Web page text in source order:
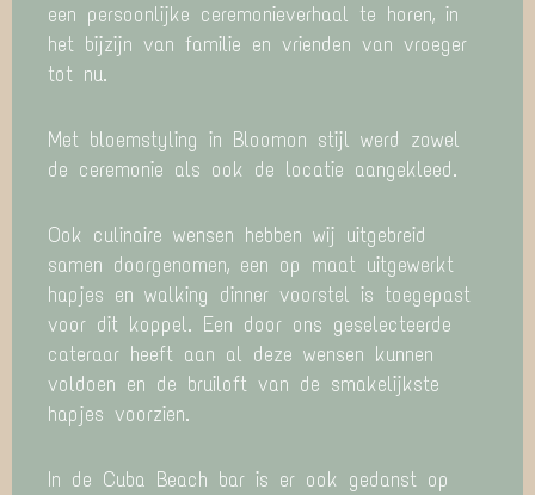
een persoonlijke ceremonieverhaal te horen, in
het bijzijn van familie en vrienden van vroeger
tot nu.
Met bloemstyling in Bloomon stijl werd zowel
de ceremonie als ook de locatie aangekleed.
Ook culinaire wensen hebben wij uitgebreid
samen doorgenomen, een op maat uitgewerkt
hapjes en walking dinner voorstel is toegepast
voor dit koppel. Een door ons geselecteerde
cateraar heeft aan al deze wensen kunnen
voldoen en de bruiloft van de smakelijkste
hapjes voorzien.
In de Cuba Beach bar is er ook gedanst op